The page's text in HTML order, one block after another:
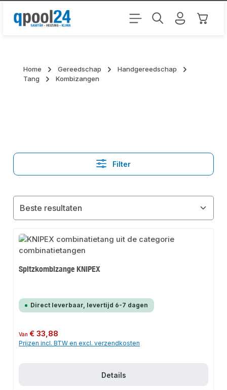
Ga naar de hoofdinhoud
Home Gereedschap
Handgereedschap
Tang
Kombizangen
Filter
Spitzkombizange KNIPEX
Direct leverbaar, levertijd 6-7 dagen
Normale prijs:
Van€ 33,88
Prijzen incl. BTW en excl. verzendkosten
Details